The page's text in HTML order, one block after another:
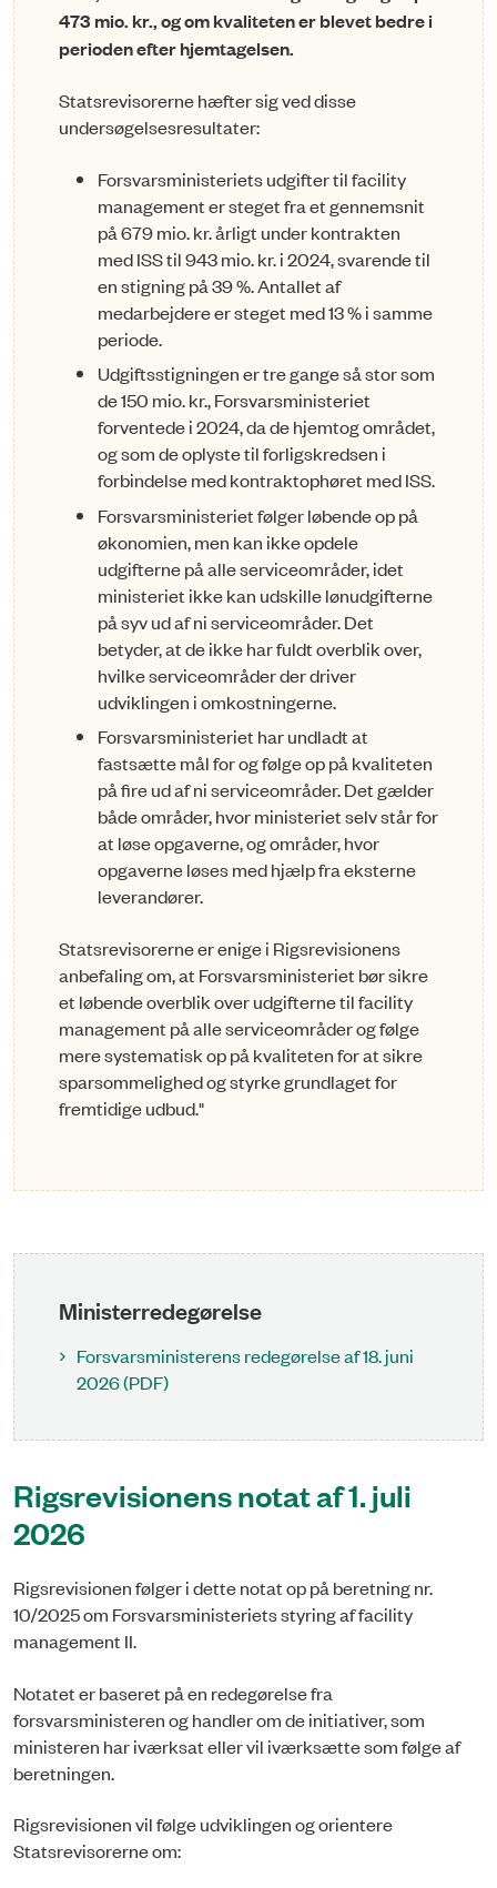
473 mio. kr., og om kvaliteten er blevet bedre i
perioden efter hjemtagelsen.
Statsrevisorerne hæfter sig ved disse
undersøgelsesresultater:
Forsvarsministeriets udgifter til facility
management er steget fra et gennemsnit
på 679 mio. kr. årligt under kontrakten
med ISS til 943 mio. kr. i 2024, svarende til
en stigning på 39 %. Antallet af
medarbejdere er steget med 13 % i samme
periode.
Udgiftsstigningen er tre gange så stor som
de 150 mio. kr., Forsvarsministeriet
forventede i 2024, da de hjemtog området,
og som de oplyste til forligskredsen i
forbindelse med kontraktophøret med ISS.
Forsvarsministeriet følger løbende op på
økonomien, men kan ikke opdele
udgifterne på alle serviceområder, idet
ministeriet ikke kan udskille lønudgifterne
på syv ud af ni serviceområder. Det
betyder, at de ikke har fuldt overblik over,
hvilke serviceområder der driver
udviklingen i omkostningerne.
Forsvarsministeriet har undladt at
fastsætte mål for og følge op på kvaliteten
på fire ud af ni serviceområder. Det gælder
både områder, hvor ministeriet selv står for
at løse opgaverne, og områder, hvor
opgaverne løses med hjælp fra eksterne
leverandører.
Statsrevisorerne er enige i Rigsrevisionens
anbefaling om, at Forsvarsministeriet bør sikre
et løbende overblik over udgifterne til facility
management på alle serviceområder og følge
mere systematisk op på kvaliteten for at sikre
sparsommelighed og styrke grundlaget for
fremtidige udbud."
Ministerredegørelse
Forsvarsministerens redegørelse af 18. juni
2026 (PDF)
Rigsrevisionens notat af 1. juli
2026
Rigsrevisionen følger i dette notat op på beretning nr.
10/2025 om Forsvarsministeriets styring af facility
management II.
Notatet er baseret på en redegørelse fra
forsvarsministeren og handler om de initiativer, som
ministeren har iværksat eller vil iværksætte som følge af
beretningen.
Rigsrevisionen vil følge udviklingen og orientere
Statsrevisorerne om: